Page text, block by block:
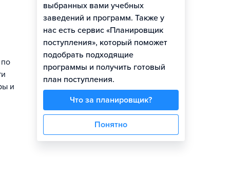
и
выбранных вами учебных
заведений и программ. Также у
нас есть сервис «Планировщик
поступления», который поможет
подобрать подходящие
программы и получить готовый
план поступления.
Что за планировщик?
Понятно